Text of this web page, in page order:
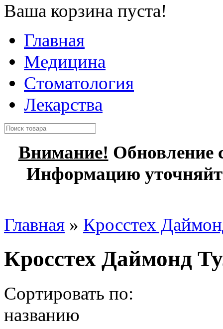
Ваша корзина пуста!
Главная
Медицина
Стоматология
Лекарства
Внимание! Обновление
Информацию
Главная » Кросстех
Кросстех Даймонд
Сортировать по:
названию